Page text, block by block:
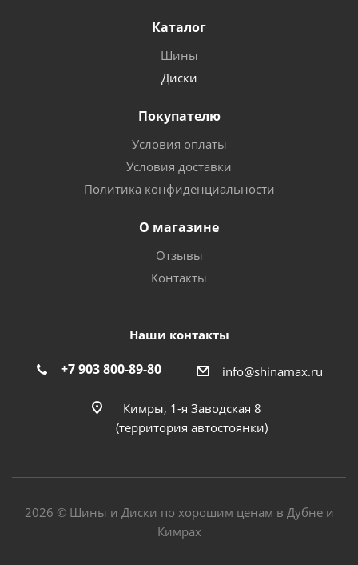
Каталог
Шины
Диски
Покупателю
Условия оплаты
Условия доставки
Политика конфиденциальности
О магазине
Отзывы
Контакты
Наши контакты
+7 903 800-89-80 info@shinamax.ru
Кимры, 1-я Заводская 8
(территория автостоянки)
2026 © Шины и Диски по хорошим ценам в Дубне и
Кимрах